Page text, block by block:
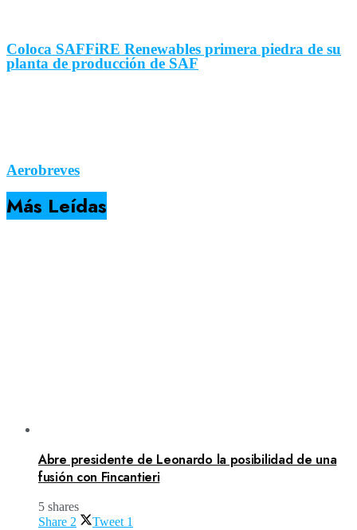
Coloca SAFFiRE Renewables primera piedra de su
planta de producción de SAF
Aerobreves
Más Leídas
Abre presidente de Leonardo la posibilidad de una
fusión con Fincantieri
5 shares
Share 2 Tweet 1